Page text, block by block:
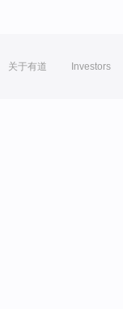
关于有道 Investors